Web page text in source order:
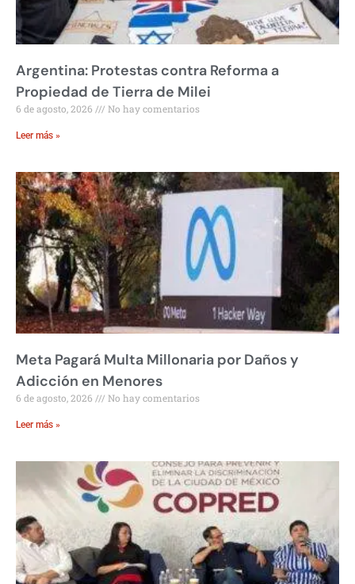
Argentina: Protestas contra Reforma a
Propiedad de Tierra de Milei
6 de agosto, 2026 No hay comentarios
Leer más »
Meta Pagará Multa Millonaria por Daños y
Adicción en Menores
6 de agosto, 2026 No hay comentarios
Leer más »